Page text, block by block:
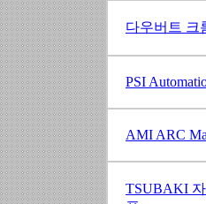
다우버트 크
PSI
AMI ARC
TSUBAKI